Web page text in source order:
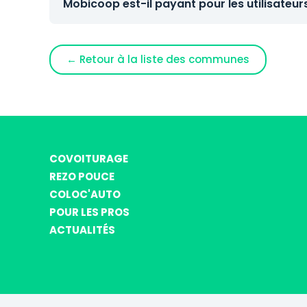
Mobicoop est-il payant pour les
← Retour à la liste des communes
COVOITURAGE
REZO POUCE
COLOC'AUTO
POUR LES PROS
ACTUALITÉS